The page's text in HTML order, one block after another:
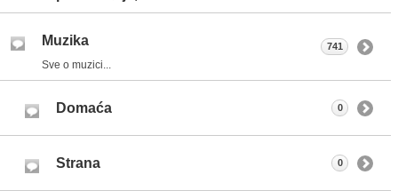
Muzika
Sve o muzici...
741
Domaća 0
Strana 0